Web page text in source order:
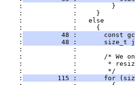
:             :         }
:             :     }
:             :   else
:             :     {
:
48 :       const
:
48 :       size_t
:             :
:             :       /* We
:             :        *
:             :        */
:
115 :       for